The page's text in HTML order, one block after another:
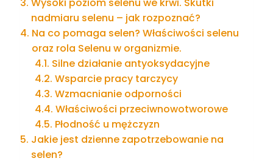
nadmiaru selenu – jak rozpoznać?
Na co pomaga selen? Właściwości selenu
oraz rola Selenu w organizmie.
Silne działanie antyoksydacyjne
Wsparcie pracy tarczycy
Wzmacnianie odporności
Właściwości przeciwnowotworowe
Płodność u mężczyzn
Jakie jest dzienne zapotrzebowanie na
selen?